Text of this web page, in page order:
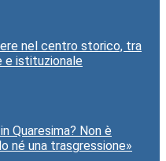
nel centro storico, tra
e istituzionale
Quaresima? Non è
né una trasgressione»